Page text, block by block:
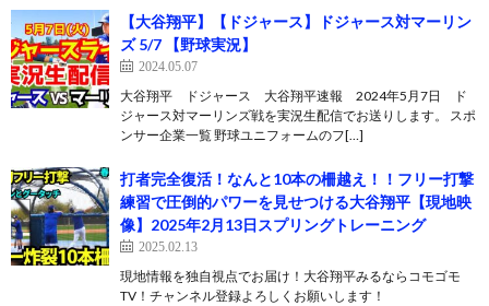
【大谷翔平】【ドジャース】ドジャース対マーリン
ズ 5/7 【野球実況】
2024.05.07
大谷翔平 ドジャース 大谷翔平速報 2024年5月7日 ド
ジャース対マーリンズ戦を実況生配信でお送りします。 スポ
ンサー企業一覧 野球ユニフォームのフ[…]
打者完全復活！なんと10本の柵越え！！フリー打撃
練習で圧倒的パワーを見せつける大谷翔平【現地映
像】2025年2月13日スプリングトレーニング
2025.02.13
現地情報を独自視点でお届け！大谷翔平みるならコモゴモ
TV！チャンネル登録よろしくお願いします！